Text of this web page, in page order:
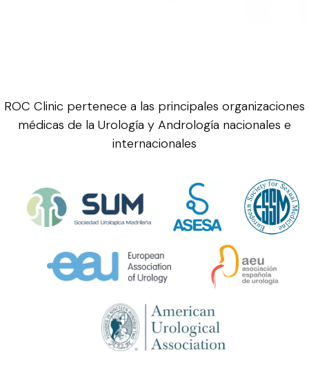
ROC Clinic pertenece a las principales organizaciones
médicas de la Urología y Andrología nacionales e
internacionales